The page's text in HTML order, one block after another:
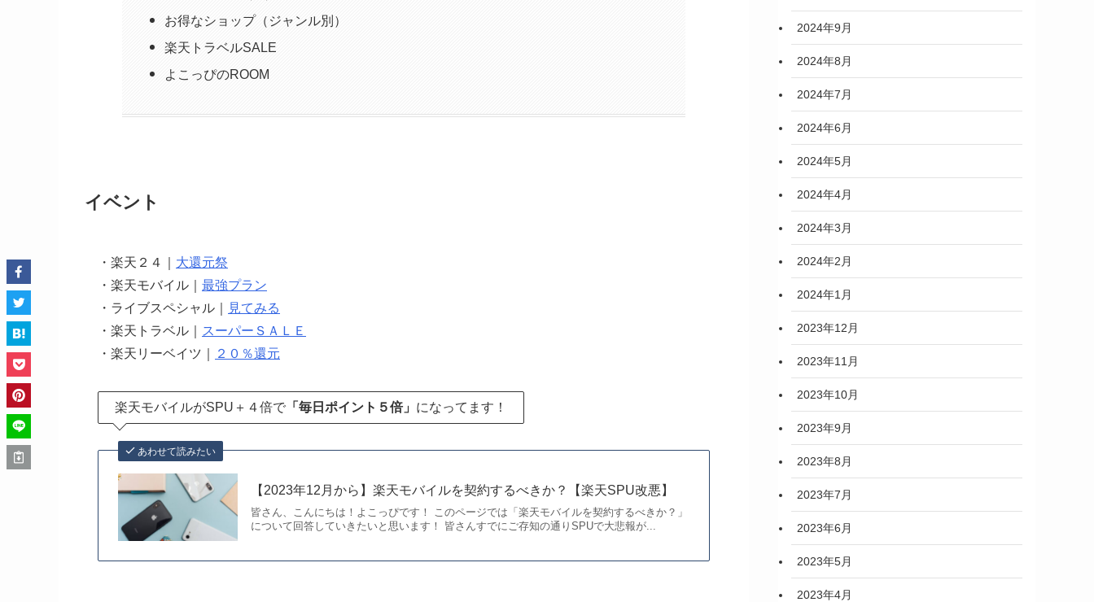
お得なショップ（ジャンル別）
楽天トラベルSALE
よこっぴのROOM
イベント
・楽天２４｜ 大還元祭
・楽天モバイル｜ 最強プラン
・ライブスペシャル｜
見てみる
・楽天トラベル｜
スーパーＳＡＬＥ
・楽天リーベイツ｜
２０％還元
楽天モバイルがSPU＋４倍で 「毎日ポイント５倍」 になってます！
あわせて読みたい
【2023年12月から】楽天モバイルを契約するべきか？【楽天SPU改悪】
皆さん、こんにちは！よこっぴです！ このページでは「楽天モバイルを契約するべきか？」
について回答していきたいと思います！ 皆さんすでにご存知の通りSPUで大悲報が...
2024年9月
2024年8月
2024年7月
2024年6月
2024年5月
2024年4月
2024年3月
2024年2月
2024年1月
2023年12月
2023年11月
2023年10月
2023年9月
2023年8月
2023年7月
2023年6月
2023年5月
2023年4月